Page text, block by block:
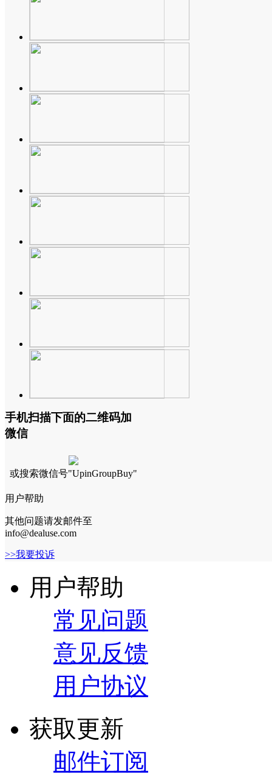
手机扫描下面的二维码加
微信
或搜索微信号"UpinGroupBuy"
用户帮助
其他问题请发邮件至
info@dealuse.com
>>我要投诉
用户帮助
常见问题
意见反馈
用户协议
获取更新
邮件订阅